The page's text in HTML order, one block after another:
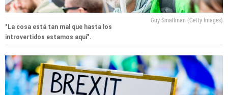
Guy Smallman (Getty Images)
"La cosa está tan mal que hasta los
introvertidos estamos aquí".